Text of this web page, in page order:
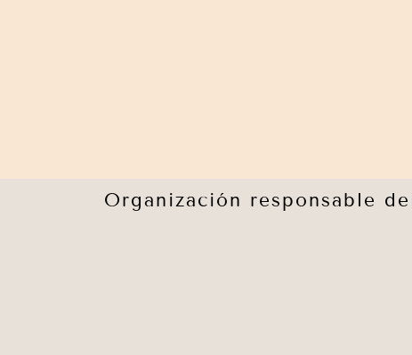
Organización responsable